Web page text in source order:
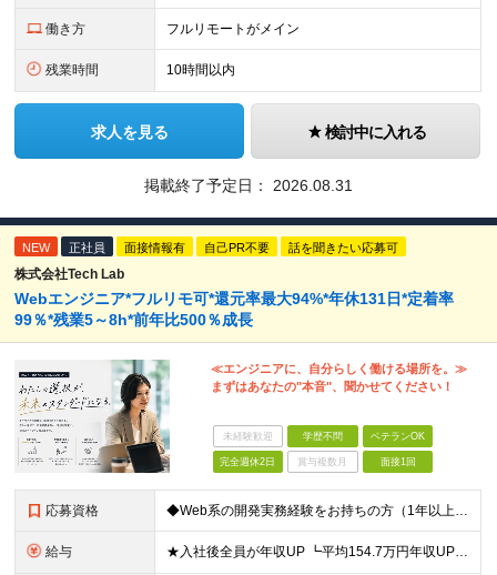
働き方 フルリモートがメイン
残業時間 10時間以内
求人を見る 検討中に入れる
掲載終了予定日： 2026.08.31
NEW 正社員 面接情報有 自己PR不要 話を聞きたい応募可
株式会社Tech Lab
Webエンジニア*フルリモ可*還元率最大94%*年休131日*定着率
99％*残業5～8h*前年比500％成長
≪エンジニアに、自分らしく働ける場所を。≫
まずはあなたの"本音"、聞かせてください！
未経験歓迎 学歴不問 ベテランOK
完全週休2日 賞与複数月 面接1回
応募資格 ◆Web系の開発実務経験をお持ちの方（1年以上） ◆学歴不問 ◆既卒・第二新卒OK ☆Tech Labの事業内容、ビジョンに共感できる⽅はぜひご応募ください！ ☆意欲重視の採用です！ 「経歴に自信が
給与 ★入社後全員が年収UP ┗平均154.7万円年収UP！ ┗最大380万円UPの実績もあり 月給35万円～100万円＋決算賞与＋各種手当 【 給与イメージ 】 ◆経験1年以上…月給35万円～＋決算賞